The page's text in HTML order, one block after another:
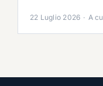
22 Luglio 2026 · A